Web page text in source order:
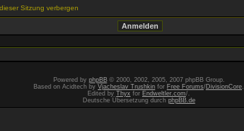
Sitzung verbergen
Powered by phpBB© 2000, 2002, 2005, 2007 phpBB Group.
Based on Acidtech by Vjacheslav Trushkin for Free Forums/DivisionCore.
Edited by Thyx for Endweltler.com/.
Deutsche Übersetzung durch phpBB.de